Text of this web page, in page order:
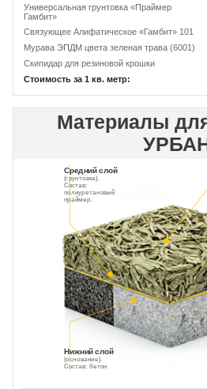
Универсальная грунтовка «Праймер
Гамбит»
Связующее Алифатическое «Гамбит» 101
Мурава ЭПДМ цвета зеленая трава (6001)
Скипидар для резиновой крошки
Стоимость за 1 кв. метр:
Материалы
Нижний слой
(основание).
Состав: бетон
Средний слой
(грунтовка).
Состав:
полиуретановый
праймер.